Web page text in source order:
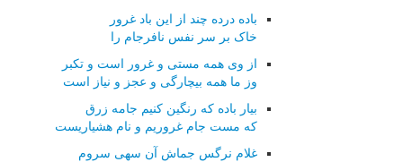
باده درده چند از این باد غرور
خاک بر سر نفس نافرجام را
از وی همه مستی و غرور است و تکبر
وز ما همه بیچارگی و عجز و نیاز است
بیار باده که رنگین کنیم جامه زرق
که مست جام غروریم و نام هشیاریست
غلام نرگس جماش آن سهی سروم